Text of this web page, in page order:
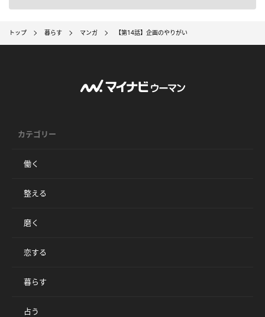
トップ 暮らす マンガ 【第14話】企画のやりがい
カテゴリー
働く
整える
磨く
恋する
暮らす
占う